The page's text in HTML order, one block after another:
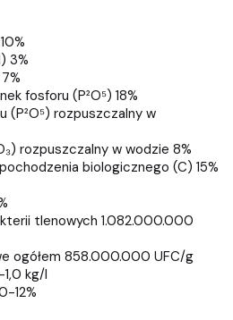
3%
fosforu (P²O⁵) 18%
rozpuszczalny w
rozpuszczalny w wodzie 8%
biologicznego (C) 15%
tlenowych 1.082.000.000
ogółem 858.000.000 UFC/g
1,0 kg/l
12%